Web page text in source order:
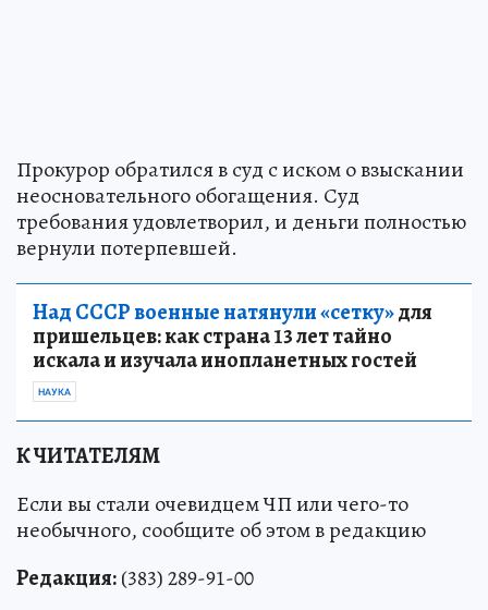
Прокурор обратился в суд с иском о взыскании
неосновательного обогащения. Суд
требования удовлетворил, и деньги полностью
вернули потерпевшей.
Над СССР военные натянули «сетку»для
пришельцев: как страна 13 лет тайно
искала и изучала инопланетных гостей
НАУКА
К ЧИТАТЕЛЯМ
Если вы стали очевидцем ЧП или чего-то
необычного, сообщите об этом в редакцию
Редакция:(383) 289-91-00